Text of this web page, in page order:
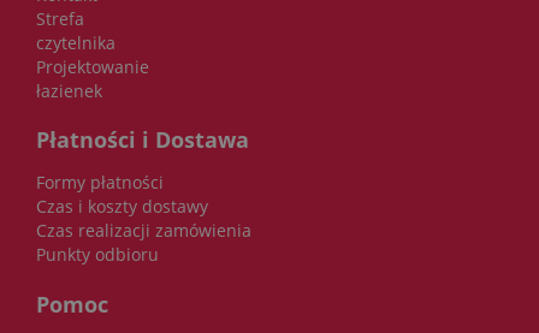
Strefa
czytelnika
Projektowanie
łazienek
Płatności i Dostawa
Formy płatności
Czas i koszty dostawy
Czas realizacji zamówienia
Punkty odbioru
Pomoc